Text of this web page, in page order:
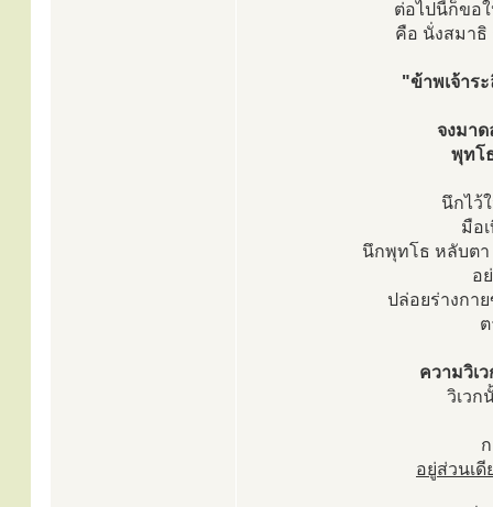
ต่อไปนี้ก็ขอ
คือ นั่งสมาธิ
"ข้าพเจ้าร
จงมาด
พุทโ
นึกไว้
มือ
นึกพุทโธ หลับตา
อ
ปล่อยร่างกาย
ความวิเ
วิเวก
อยู่ส่วนเ